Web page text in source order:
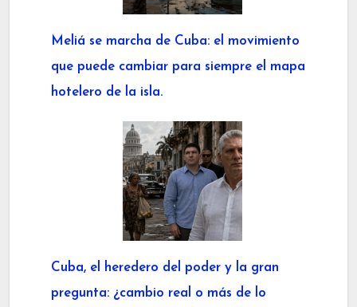
Meliá se marcha de Cuba: el movimiento
que puede cambiar para siempre el mapa
hotelero de la isla.
Cuba, el heredero del poder y la gran
pregunta: ¿cambio real o más de lo